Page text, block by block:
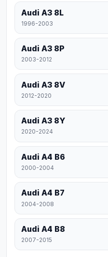
Audi A3 8L
1996-2003
Audi A3 8P
2003-2012
Audi A3 8V
2012-2020
Audi A3 8Y
2020-2024
Audi A4 B6
2000-2004
Audi A4 B7
2004-2008
Audi A4 B8
2007-2015